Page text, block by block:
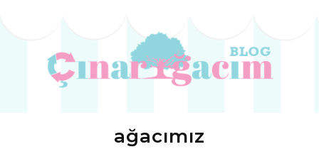
ağacımız